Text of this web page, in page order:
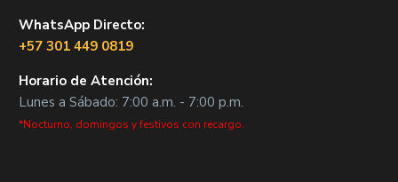
WhatsApp Directo:
+57 301 449 0819
Horario de Atención:
Lunes a Sábado: 7:00 a.m. - 7:00 p.m.
*Nocturno, domingos y festivos con recargo.